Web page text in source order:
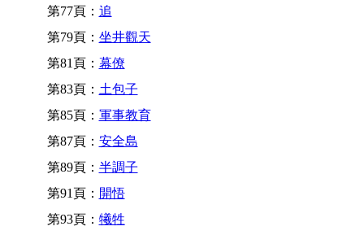
第77頁： 追
第79頁： 坐井觀天
第81頁： 幕僚
第83頁： 土包子
第85頁： 軍事教育
第87頁： 安全島
第89頁： 半調子
第91頁： 開悟
第93頁： 犧牲